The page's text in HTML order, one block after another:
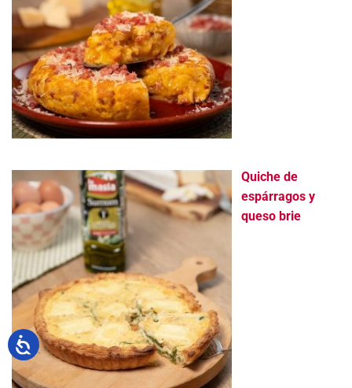
Quiche de
espárragos y
queso brie